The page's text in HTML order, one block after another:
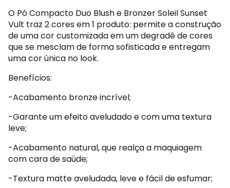
O Pó Compacto Duo Blush e Bronzer Soleil Sunset
Vult traz 2 cores em 1 produto: permite a construção
de uma cor customizada em um degradê de cores
que se mesclam de forma sofisticada e entregam
uma cor única no look.
Benefícios:
-Acabamento bronze incrível;
-Garante um efeito aveludado e com uma textura
leve;
-Acabamento natural, que realça a maquiagem
com cara de saúde;
-Textura matte aveludada, leve e fácil de esfumar;